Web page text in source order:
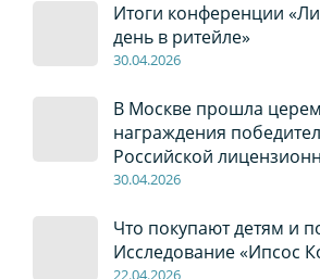
Итоги конференции
день в ритейле»
30.04.2026
В Москве прошла
награждения
Российской
30.04.2026
Что покупают детям и
Исследование «Ипсос